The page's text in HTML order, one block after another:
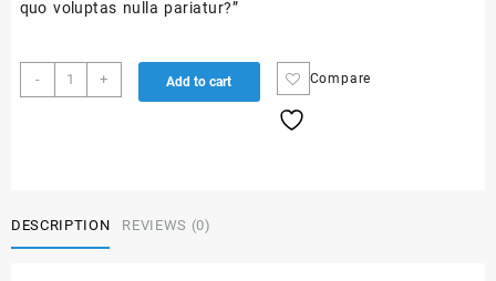
quo voluptas nulla pariatur?”
- + Add to cart Compare
DESCRIPTION REVIEWS (0)